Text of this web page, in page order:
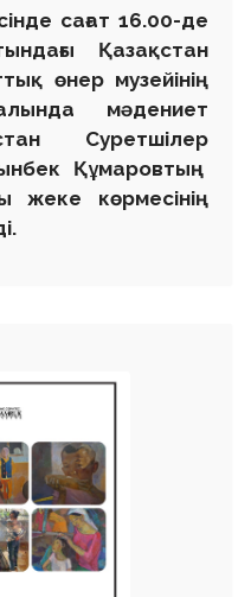
сағат 16.00-де
Қазақстан
өнер музейінің
мәдениет
Суретшілер
Құмаровтың
жеке көрмесінің